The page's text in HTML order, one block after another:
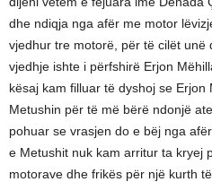
dhe ndiqja nga afër me motor
vjedhur tre motorë, për të cilët unë
vjedhje ishte i përfshirë Erjon
kësaj kam filluar të dyshoj se
Metushin për të më bërë ndonjë
pohuar se vrasjen do e bëj nga
e Metushit nuk kam arritur ta kryej
motorave dhe frikës për një kurth